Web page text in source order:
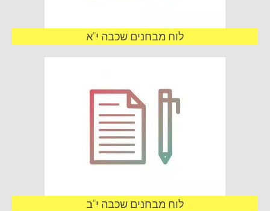
לוח מבחנים שכבה י"א
לוח מבחנים שכבה י"ב